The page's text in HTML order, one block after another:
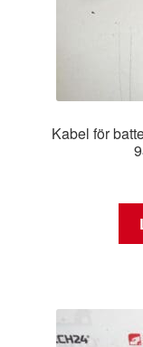
Kabel för